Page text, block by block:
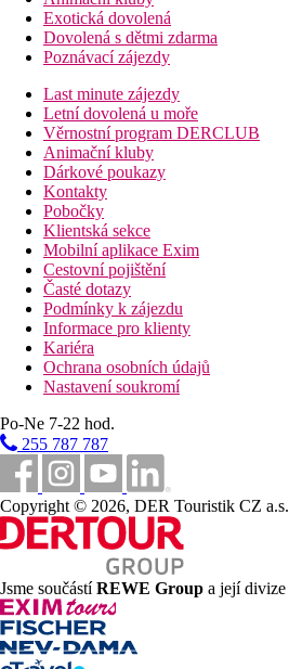
Exotická dovolená
Dovolená s dětmi zdarma
Poznávací zájezdy
Last minute zájezdy
Letní dovolená u moře
Věrnostní program DERCLUB
Animační kluby
Dárkové poukazy
Kontakty
Pobočky
Klientská sekce
Mobilní aplikace Exim
Cestovní pojištění
Časté dotazy
Podmínky k zájezdu
Informace pro klienty
Kariéra
Ochrana osobních údajů
Nastavení soukromí
Po-Ne 7-22 hod.
255 787 787
Copyright © 2026, DER Touristik CZ a.s.
Jsme součástíREWE Group a její divize